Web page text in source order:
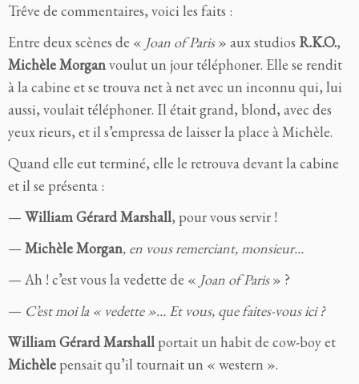
Trêve de commentaires, voici les faits :
Entre deux scènes de « Joan of Paris» aux studios R.K.O.,
Michèle Morganvoulut un jour téléphoner. Elle se rendit
à la cabine et se trouva net à net avec un inconnu qui, lui
aussi, voulait téléphoner. Il était grand, blond, avec des
yeux rieurs, et il s’empressa de laisser la place à Michèle.
Quand elle eut terminé, elle le retrouva devant la cabine
et il se présenta :
—William Gérard Marshall, pour vous servir !
—Michèle Morgan, en vous remerciant, monsieur…
— Ah ! c’est vous la vedette de « Joan of Paris» ?
— C’est moi la « vedette »… Et vous, que faites-vous ici ?
William Gérard Marshall portait un habit de cow-boy et
Michèle pensait qu’il tournait un « western ».